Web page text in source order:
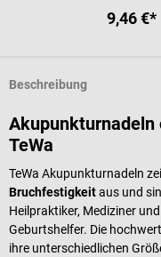
9,46 €*
Beschreibung
Akupunkturnadeln
TeWa
TeWa Akupunkturnadeln
Bruchfestigkeitaus und
Heilpraktiker, Mediziner
Geburtshelfer. Die
ihre unterschiedlichen